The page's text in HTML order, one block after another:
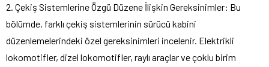
2. Çekiş Sistemlerine Özgü Düzene İlişkin Gereksinimler: Bu
bölümde, farklı çekiş sistemlerinin sürücü kabini
düzenlemelerindeki özel gereksinimleri incelenir. Elektrikli
lokomotifler, dizel lokomotifler, raylı araçlar ve çoklu birim